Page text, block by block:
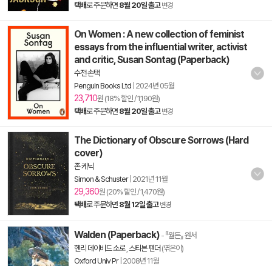
택배로 주문하면 8월 20일 출고 변경
On Women : A new collection of feminist
essays from the influential writer, activist
and critic, Susan Sontag (Paperback)
수전 손택
Penguin Books Ltd 2024년 05월
23,710원 (18% 할인 / 1,190원)
택배로 주문하면 8월 20일 출고 변경
The Dictionary of Obscure Sorrows (Hard
cover)
존 케닉
Simon & Schuster| 2021년 11월
29,360원 (20% 할인 / 1,470원)
택배로 주문하면 8월 12일 출고 변경
Walden (Paperback) - 『월든』 원서
헨리 데이비드 소로, 스티븐 펜더 (엮은이)
Oxford Univ Pr| 2008년 11월